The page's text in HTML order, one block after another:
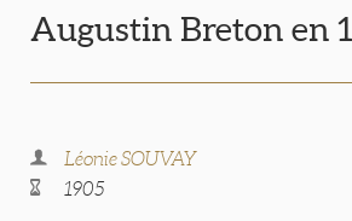
Augustin Breton en
Léonie SOUVAY
1905